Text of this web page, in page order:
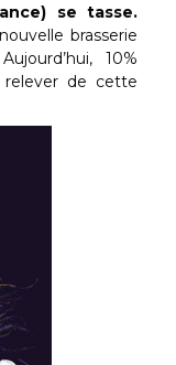
se tasse.
brasserie
10%
relever de cette